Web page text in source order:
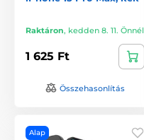
Raktáron, kedden 8. 11. Önnél
1 625 Ft
Összehasonlítás
Alap